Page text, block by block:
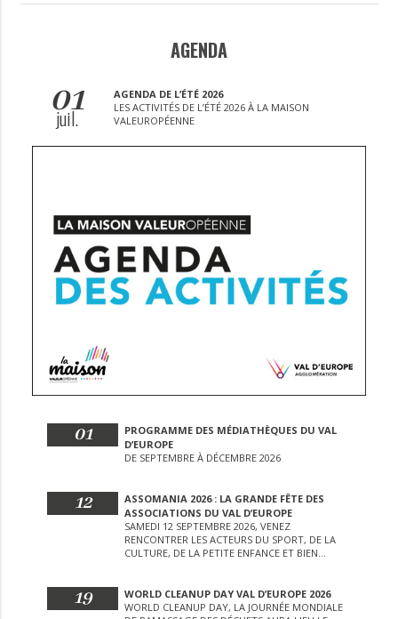
AGENDA
01
juil.
AGENDA DE L’ÉTÉ 2026
LES ACTIVITÉS DE L’ÉTÉ 2026 À LA MAISON
VALEUROPÉENNE
01
PROGRAMME DES MÉDIATHÈQUES DU VAL
D’EUROPE
DE SEPTEMBRE À DÉCEMBRE 2026
12
ASSOMANIA 2026 : LA GRANDE FÊTE DES
ASSOCIATIONS DU VAL D’EUROPE
SAMEDI 12 SEPTEMBRE 2026, VENEZ
RENCONTRER LES ACTEURS DU SPORT, DE LA
CULTURE, DE LA PETITE ENFANCE ET BIEN
19
WORLD CLEANUP DAY VAL D’EUROPE 2026
WORLD CLEANUP DAY, LA JOURNÉE MONDIALE